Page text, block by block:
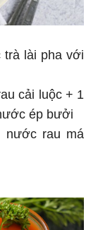
trà lài pha với
cải luộc + 1
ép bưởi
nước rau má